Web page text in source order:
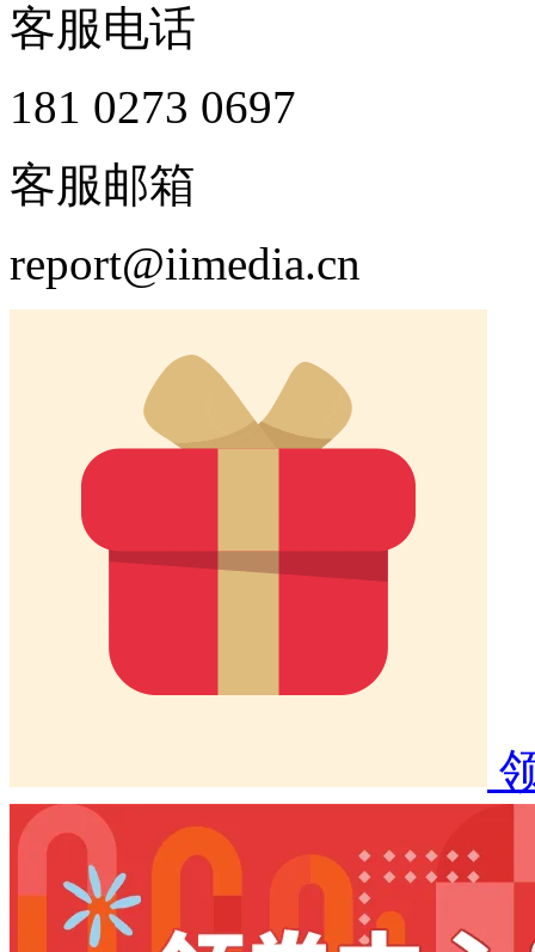
客服电话
181 0273 0697
客服邮箱
report@iimedia.cn